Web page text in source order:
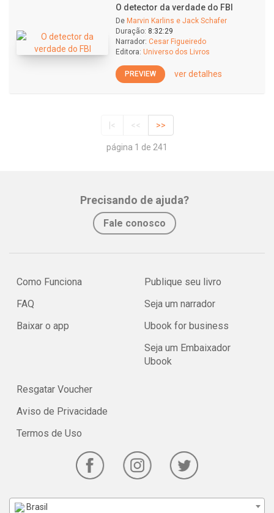
O detector da verdade do FBI
De Marvin Karlins e Jack Schafer
Duração: 8:32:29
Narrador: Cesar Figueiredo
Editora: Universo dos Livros
PREVIEW ver detalhes
|< << >>
página 1 de 241
Precisando de ajuda?
Fale conosco
Como Funciona
FAQ
Baixar o app
Publique seu livro
Seja um narrador
Ubook for business
Seja um Embaixador
Ubook
Resgatar Voucher
Aviso de Privacidade
Termos de Uso
Brasil